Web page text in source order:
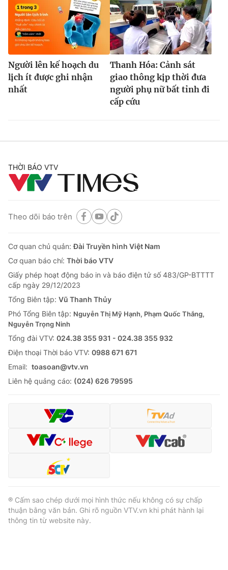
Người lên kế hoạch du
lịch ít được ghi nhận
nhất
Thanh Hóa: Cảnh sát
giao thông kịp thời đưa
người phụ nữ bất tỉnh đi
cấp cứu
THỜI BÁO VTV
Theo dõi báo trên
Cơ quan chủ quản:Đài Truyền hình Việt Nam
Cơ quan báo chí: Thời báo VTV
Giấy phép hoạt động báo in và báo điện tử số 483/GP-BTTTT
cấp ngày 29/12/2023
Tổng Biên tập: Vũ Thanh Thủy
Phó Tổng Biên tập: Nguyễn Thị Mỹ Hạnh, Phạm Quốc Thắng,
Nguyễn Trọng Ninh
Tổng đài VTV: 024.38 355 931 - 024.38 355 932
Ðiện thoại Thời báo VTV: 0988 671 671
Email: toasoan@vtv.vn
Liên hệ quảng cáo: (024) 626 79595
® Cấm sao chép dưới mọi hình thức nếu không có sự chấp
thuận bằng văn bản. Ghi rõ nguồn VTV.vn khi phát hành lại
thông tin từ website này.